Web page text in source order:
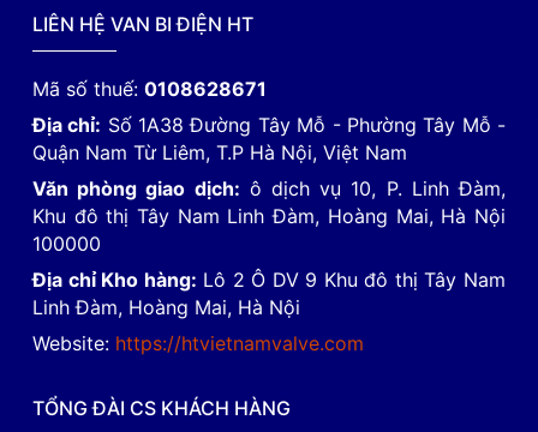
LIÊN HỆ VAN BI ĐIỆN HT
Mã số thuế: 0108628671
Địa chỉ: Số 1A38 Đường Tây Mỗ - Phường Tây Mỗ -
Quận Nam Từ Liêm, T.P Hà Nội, Việt Nam
Văn phòng giao dịch: ô dịch vụ 10, P. Linh Đàm,
Khu đô thị Tây Nam Linh Đàm, Hoàng Mai, Hà Nội
100000
Địa chỉ Kho hàng: Lô 2 Ô DV 9 Khu đô thị Tây Nam
Linh Đàm, Hoàng Mai, Hà Nội
Website: https://htvietnamvalve.com
TỔNG ĐÀI CS KHÁCH HÀNG